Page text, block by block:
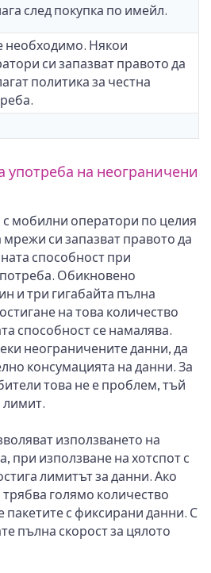
след покупка по имейл.
необходимо. Някои
си запазват правото да
политика за честна
употреба на неограничени
мобилни оператори по целия
си запазват правото да
способност при
Обикновено
и три гигабайта пълна
на това количество
способност се намалява.
неограничените данни, да
консумацията на данни. За
това не е проблем, тъй
лимит.
използването на
при използване на хотспот с
лимитът за данни. Ако
голямо количество
с фиксирани данни. С
пълна скорост за цялото